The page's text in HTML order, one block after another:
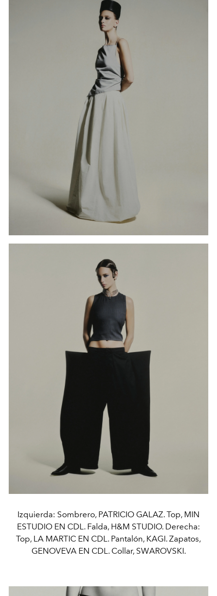
Izquierda: Sombrero, PATRICIO GALAZ. Top, MIN
ESTUDIO EN CDL. Falda, H&M STUDIO. Derecha:
Top, LA MARTIC EN CDL. Pantalón, KAGI. Zapatos,
GENOVEVA EN CDL. Collar, SWAROVSKI.